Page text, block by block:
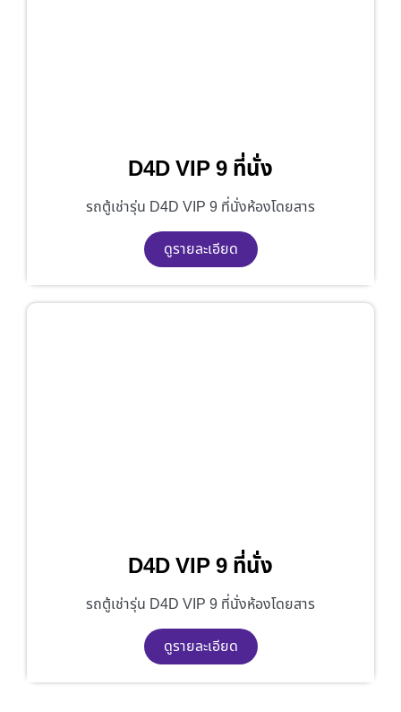
D4D VIP 9 ที่นั่ง
รถตู้เช่ารุ่น D4D VIP 9 ที่นั่งห้องโดยสาร
ดูรายละเอียด
D4D VIP 9 ที่นั่ง
รถตู้เช่ารุ่น D4D VIP 9 ที่นั่งห้องโดยสาร
ดูรายละเอียด